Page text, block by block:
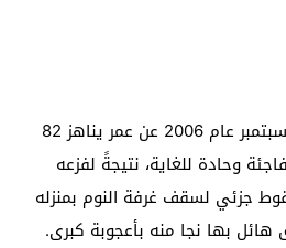
توفي في يوم السبت 16 سبتمبر عام 2006 عن عمر يناهز 82
وحادة للغاية، نتيجةً لفزعه
جزئي لسقف غرفة النوم بمنزله
هائل بها نجا منه بأعجوبة كبرى.